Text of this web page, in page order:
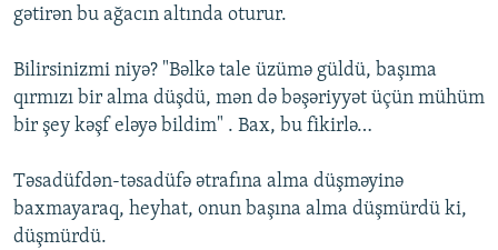
gətirən bu ağacın altında oturur.
Bilirsinizmi niyə? "Bəlkə tale üzümə güldü, başıma
qırmızı bir alma düşdü, mən də bəşəriyyət üçün mühüm
bir şey kəşf eləyə bildim" . Bax, bu fikirlə…
Təsadüfdən-təsadüfə ətrafına alma düşməyinə
baxmayaraq, heyhat, onun başına alma düşmürdü ki,
düşmürdü.